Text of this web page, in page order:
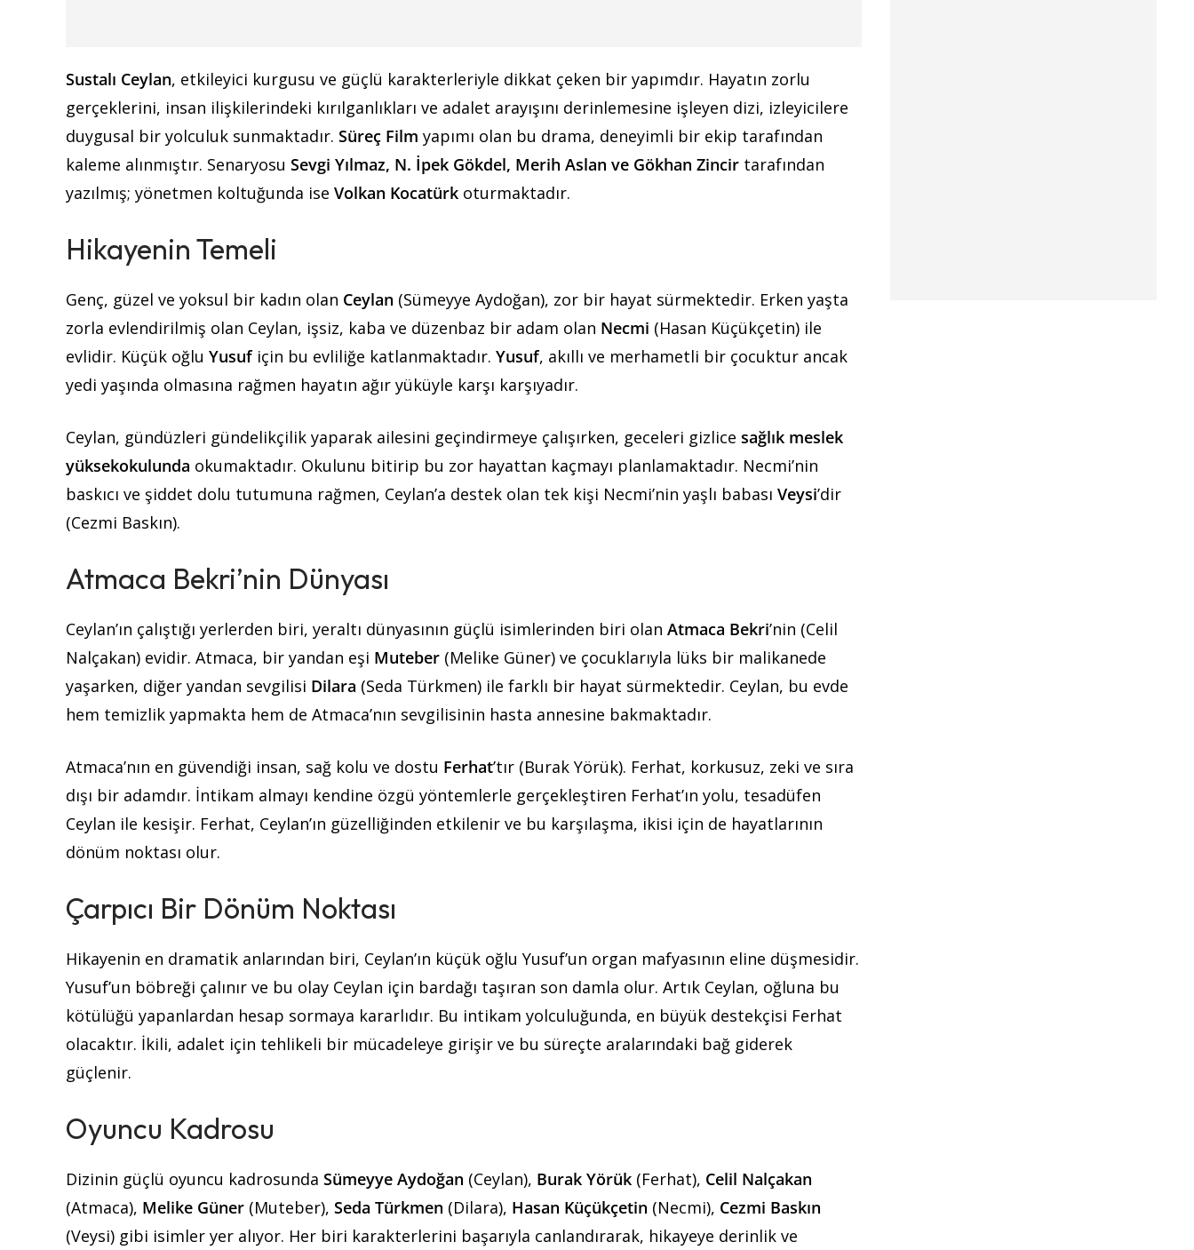
Sustalı Ceylan, etkileyici kurgusu ve güçlü karakterleriyle dikkat çeken bir yapımdır. Hayatın zorlu
gerçeklerini, insan ilişkilerindeki kırılganlıkları ve adalet arayışını derinlemesine işleyen dizi, izleyicilere
duygusal bir yolculuk sunmaktadır. Süreç Film yapımı olan bu drama, deneyimli bir ekip tarafından
kaleme alınmıştır. Senaryosu Sevgi Yılmaz, N. İpek Gökdel, Merih Aslan ve Gökhan Zincir tarafından
yazılmış; yönetmen koltuğunda ise Volkan Kocatürk oturmaktadır.
Hikayenin Temeli
Genç, güzel ve yoksul bir kadın olan Ceylan (Sümeyye Aydoğan), zor bir hayat sürmektedir. Erken yaşta
zorla evlendirilmiş olan Ceylan, işsiz, kaba ve düzenbaz bir adam olan Necmi (Hasan Küçükçetin) ile
evlidir. Küçük oğlu Yusufiçin bu evliliğe katlanmaktadır. Yusuf, akıllı ve merhametli bir çocuktur ancak
yedi yaşında olmasına rağmen hayatın ağır yüküyle karşı karşıyadır.
Ceylan, gündüzleri gündelikçilik yaparak ailesini geçindirmeye çalışırken, geceleri gizlice sağlık meslek
yüksekokulunda okumaktadır. Okulunu bitirip bu zor hayattan kaçmayı planlamaktadır. Necmi’nin
baskıcı ve şiddet dolu tutumuna rağmen, Ceylan’a destek olan tek kişi Necmi’nin yaşlı babası Veysi’dir
(Cezmi Baskın).
Atmaca Bekri’nin Dünyası
Ceylan’ın çalıştığı yerlerden biri, yeraltı dünyasının güçlü isimlerinden biri olan Atmaca Bekri’nin (Celil
Nalçakan) evidir. Atmaca, bir yandan eşi Muteber (Melike Güner) ve çocuklarıyla lüks bir malikanede
yaşarken, diğer yandan sevgilisi Dilara (Seda Türkmen) ile farklı bir hayat sürmektedir. Ceylan, bu evde
hem temizlik yapmakta hem de Atmaca’nın sevgilisinin hasta annesine bakmaktadır.
Atmaca’nın en güvendiği insan, sağ kolu ve dostu Ferhat’tır (Burak Yörük). Ferhat, korkusuz, zeki ve sıra
dışı bir adamdır. İntikam almayı kendine özgü yöntemlerle gerçekleştiren Ferhat’ın yolu, tesadüfen
Ceylan ile kesişir. Ferhat, Ceylan’ın güzelliğinden etkilenir ve bu karşılaşma, ikisi için de hayatlarının
dönüm noktası olur.
Çarpıcı Bir Dönüm Noktası
Hikayenin en dramatik anlarından biri, Ceylan’ın küçük oğlu Yusuf’un organ mafyasının eline düşmesidir.
Yusuf’un böbreği çalınır ve bu olay Ceylan için bardağı taşıran son damla olur. Artık Ceylan, oğluna bu
kötülüğü yapanlardan hesap sormaya kararlıdır. Bu intikam yolculuğunda, en büyük destekçisi Ferhat
olacaktır. İkili, adalet için tehlikeli bir mücadeleye girişir ve bu süreçte aralarındaki bağ giderek
güçlenir.
Oyuncu Kadrosu
Dizinin güçlü oyuncu kadrosunda Sümeyye Aydoğan (Ceylan), Burak Yörük (Ferhat), Celil Nalçakan
(Atmaca), Melike Güner (Muteber), Seda Türkmen (Dilara), Hasan Küçükçetin (Necmi), Cezmi Baskın
(Veysi) gibi isimler yer alıyor. Her biri karakterlerini başarıyla canlandırarak, hikayeye derinlik ve